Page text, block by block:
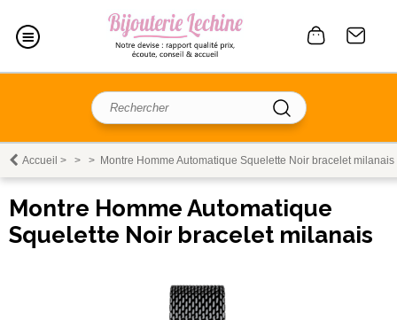
Accueil > > > Montre Homme Automatique Squelette Noir bracelet milanais
Montre Homme Automatique
Squelette Noir bracelet milanais